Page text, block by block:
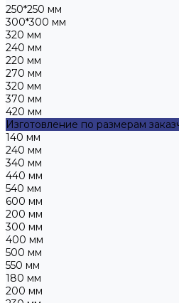
250*250 мм
300*300 мм
320 мм
240 мм
220 мм
270 мм
320 мм
370 мм
420 мм
Изготовление по размерам
140 мм
240 мм
340 мм
440 мм
540 мм
600 мм
200 мм
300 мм
400 мм
500 мм
550 мм
180 мм
200 мм